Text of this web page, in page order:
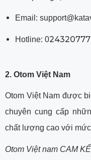
Email:
Hotline: 0
2. Otom Việt Nam
Otom Việt Nam được
chuyên cung cấp
chất lượng cao với
Otom Việt nam CAM